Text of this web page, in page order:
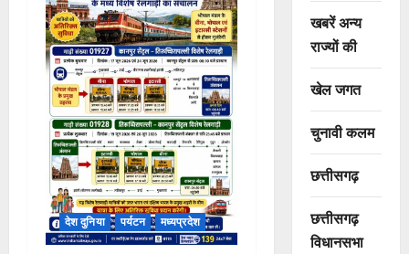
देश दुनिया पर्यटन मध्यप्रदेश
खबरें अन्य
राज्यों की
खेल जगत
चुनावी कलम
छत्तीसगढ़
छत्तीसगढ़
विधानसभा